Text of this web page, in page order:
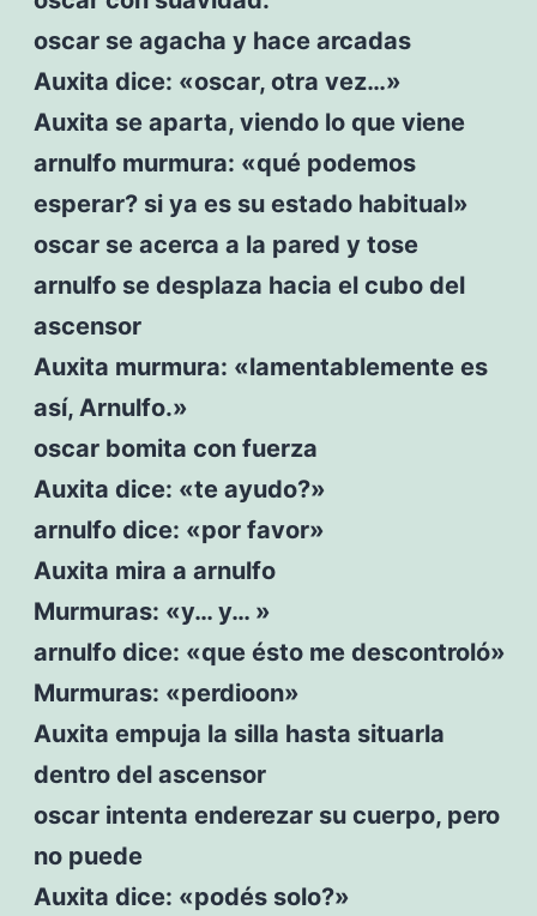
oscar se agacha y hace arcadas
Auxita dice: «oscar, otra vez…»
Auxita se aparta, viendo lo que viene
arnulfo murmura: «qué podemos
esperar? si ya es su estado habitual»
oscar se acerca a la pared y tose
arnulfo se desplaza hacia el cubo del
ascensor
Auxita murmura: «lamentablemente es
así, Arnulfo.»
oscar bomita con fuerza
Auxita dice: «te ayudo?»
arnulfo dice: «por favor»
Auxita mira a arnulfo
Murmuras: «y… y… »
arnulfo dice: «que ésto me descontroló»
Murmuras: «perdioon»
Auxita empuja la silla hasta situarla
dentro del ascensor
oscar intenta enderezar su cuerpo, pero
no puede
Auxita dice: «podés solo?»